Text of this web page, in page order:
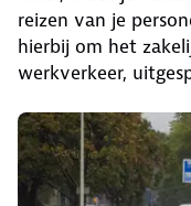
reizen van je
hierbij om het
werkverkeer,